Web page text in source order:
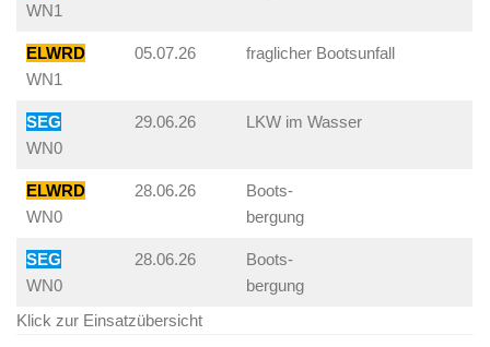
WN1
ELWRD
WN1
05.07.26 fraglicher Bootsunfall
SEG
WN0
29.06.26 LKW im Wasser
ELWRD
WN0
28.06.26
Boots-
bergung
SEG
WN0
28.06.26
Boots-
bergung
Klick zur Einsatzübersicht